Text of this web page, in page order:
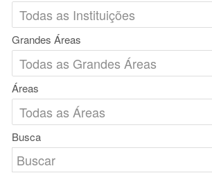
Grandes Áreas
Áreas
Busca